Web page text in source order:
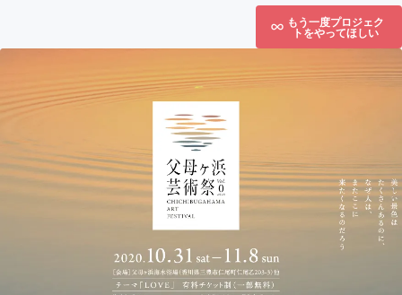
もう一度プロジェク
トをやってほしい